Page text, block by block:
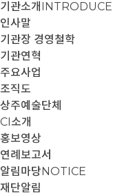
기관소개 INTRODUCE
인사말
기관장 경영철학
기관연혁
주요사업
조직도
상주예술단체
CI소개
홍보영상
연례보고서
알림마당NOTICE
재단알림